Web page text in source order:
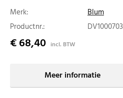
Merk:
Blum
Productnr.:
DV1000703
€ 68,40 incl. BTW
Meer informatie